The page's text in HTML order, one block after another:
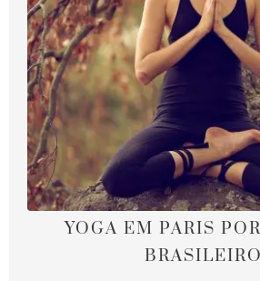
YOGA EM PARIS
BRASILEIRO